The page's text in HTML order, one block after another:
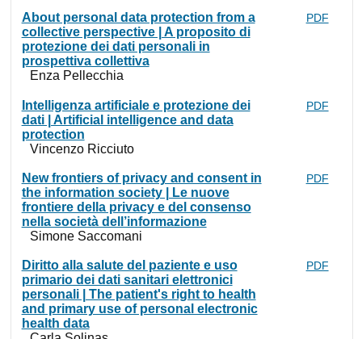
About personal data protection from a
collective perspective | A proposito di
protezione dei dati personali in
prospettiva collettiva
Enza Pellecchia
PDF
Intelligenza artificiale e protezione dei
dati | Artificial intelligence and data
protection
Vincenzo Ricciuto
PDF
New frontiers of privacy and consent in
the information society | Le nuove
frontiere della privacy e del consenso
nella società dell’informazione
Simone Saccomani
PDF
Diritto alla salute del paziente e uso
primario dei dati sanitari elettronici
personali | The patient's right to health
and primary use of personal electronic
health data
PDF